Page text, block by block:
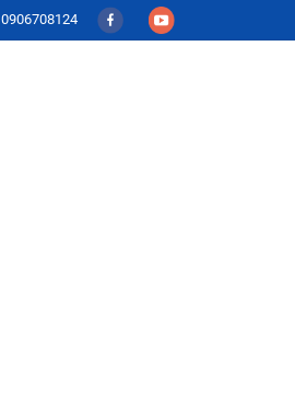
0906708124